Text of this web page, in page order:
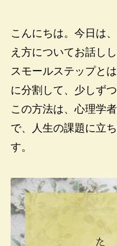
こんにちは。今日は
え方についてお話し
スモールステップと
に分割して、少しず
この方法は、心理学
で、人生の課題に立
す。